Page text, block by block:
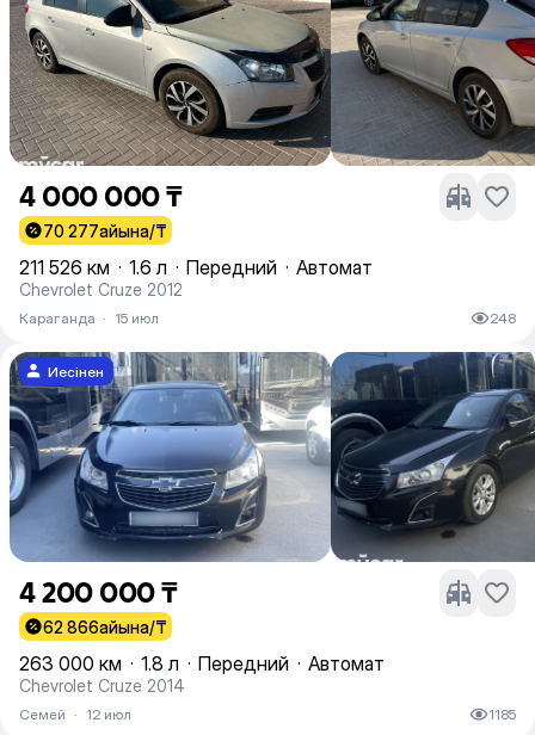
4 000 000 ₸
70 277айына/₸
211 526 км · 1.6 л · Передний · Автомат
Chevrolet Cruze 2012
Караганда · 15 июл 248
Иесінен
4 200 000 ₸
62 866айына/₸
263 000 км · 1.8 л · Передний · Автомат
Chevrolet Cruze 2014
Семей · 12 июл 1185